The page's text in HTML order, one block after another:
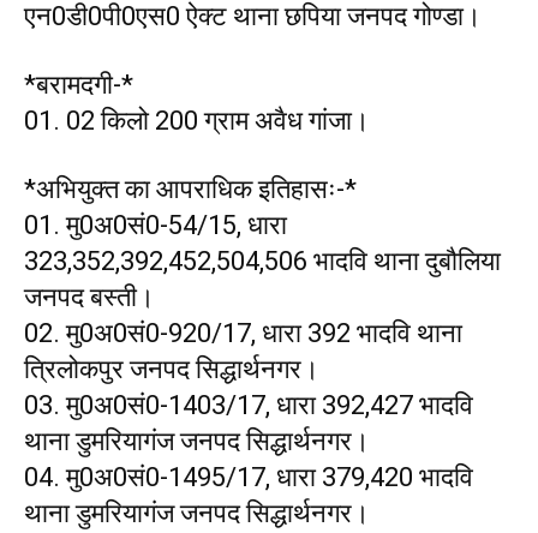
एन0डी0पी0एस0 ऐक्ट थाना छपिया जनपद गोण्डा।
*बरामदगी-*
01. 02 किलो 200 ग्राम अवैध गांजा।
*अभियुक्त का आपराधिक इतिहासः-*
01. मु0अ0सं0-54/15, धारा
323,352,392,452,504,506 भादवि थाना दुबौलिया
जनपद बस्ती।
02. मु0अ0सं0-920/17, धारा 392 भादवि थाना
त्रिलोकपुर जनपद सिद्धार्थनगर।
03. मु0अ0सं0-1403/17, धारा 392,427 भादवि
थाना डुमरियागंज जनपद सिद्धार्थनगर।
04. मु0अ0सं0-1495/17, धारा 379,420 भादवि
थाना डुमरियागंज जनपद सिद्धार्थनगर।